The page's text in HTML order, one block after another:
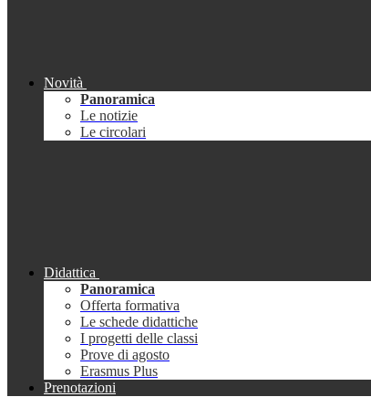
Novità
Panoramica
Le notizie
Le circolari
Didattica
Panoramica
Offerta formativa
Le schede didattiche
I progetti delle classi
Prove di agosto
Erasmus Plus
Prenotazioni